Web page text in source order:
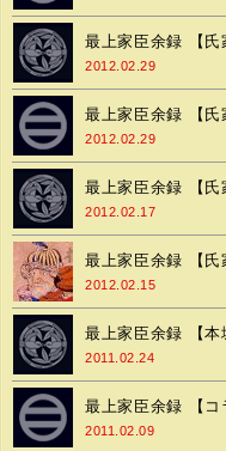
最上家臣余録 【
2012.02.29
最上家臣余録 【
2012.02.29
最上家臣余録 【
2012.02.17
最上家臣余録 【氏
2012.02.15
最上家臣余録 【
2011.02.24
最上家臣余録 【
2011.02.09